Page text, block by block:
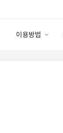
이용방법